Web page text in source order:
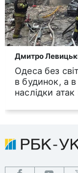
Дмитро
Одеса без
в будинок, а
наслідки